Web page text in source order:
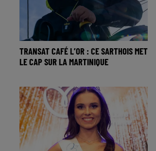
TRANSAT CAFÉ L’OR : CE SARTHOIS MET
LE CAP SUR LA MARTINIQUE